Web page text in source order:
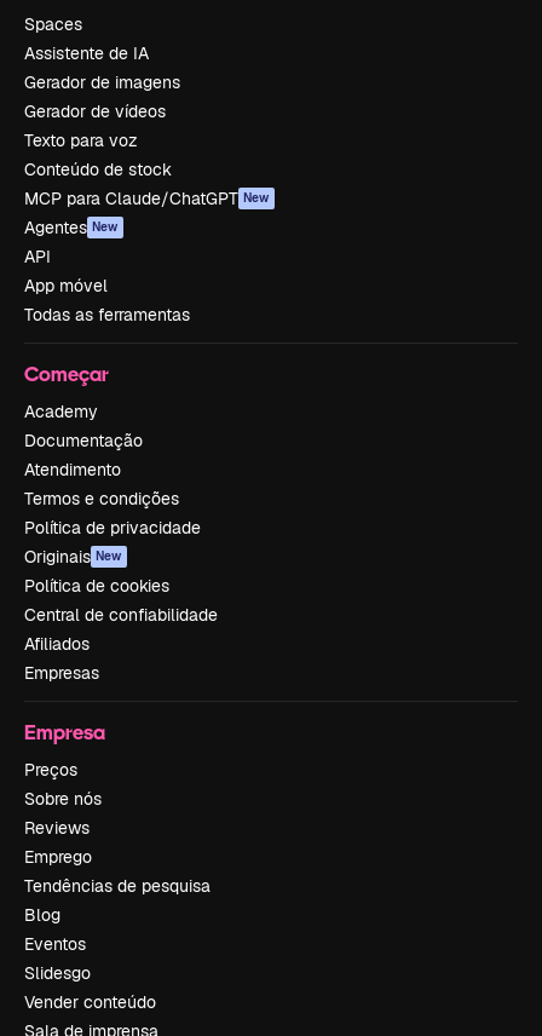
Spaces
Assistente de IA
Gerador de imagens
Gerador de vídeos
Texto para voz
Conteúdo de stock
MCP para Claude/ChatGPT New
Agentes New
API
App móvel
Todas as ferramentas
Começar
Academy
Documentação
Atendimento
Termos e condições
Política de privacidade
Originais New
Política de cookies
Central de confiabilidade
Afiliados
Empresas
Empresa
Preços
Sobre nós
Reviews
Emprego
Tendências de pesquisa
Blog
Eventos
Slidesgo
Vender conteúdo
Sala de imprensa